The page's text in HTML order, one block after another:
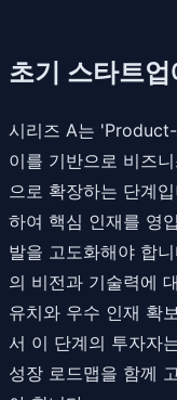
초기 스타트업
시리즈 A는
이를 기반으로 비즈
으로 확장하는 단계
하여 핵심 인재를 영
발을 고도화해야 합
의 비전과 기술력에
유치와 우수 인재 확
서 이 단계의 투자자
성장 로드맵을 함께